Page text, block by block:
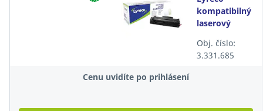
kompatibilný
laserový
(Q2612 XXL),
čierny
Obj. číslo:
3.331.685
Cenu uvidíte po prihlásení